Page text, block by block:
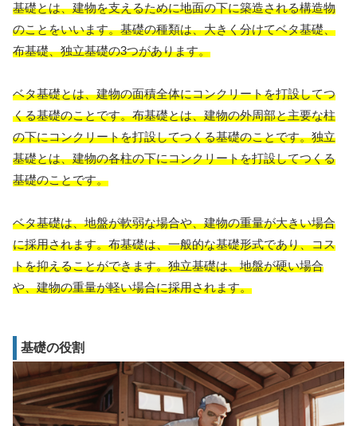
基礎とは、建物を支えるために地面の下に築造される構造物
のことをいいます。基礎の種類は、大きく分けてベタ基礎、
布基礎、独立基礎の3つがあります。
ベタ基礎とは、建物の面積全体にコンクリートを打設してつ
くる基礎のことです。布基礎とは、建物の外周部と主要な柱
の下にコンクリートを打設してつくる基礎のことです。独立
基礎とは、建物の各柱の下にコンクリートを打設してつくる
基礎のことです。
ベタ基礎は、地盤が軟弱な場合や、建物の重量が大きい場合
に採用されます。布基礎は、一般的な基礎形式であり、コス
トを抑えることができます。独立基礎は、地盤が硬い場合
や、建物の重量が軽い場合に採用されます。
基礎の役割